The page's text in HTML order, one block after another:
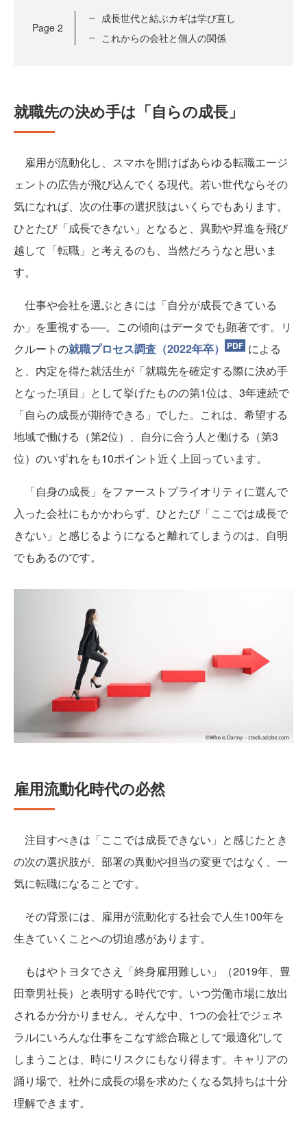
Page 2
成長世代と結ぶカギは学び直し
これからの会社と個人の関係
就職先の決め手は「自らの成長」
雇用が流動化し、スマホを開けばあらゆる転職エージ
ェントの広告が飛び込んでくる現代。若い世代ならその
気になれば、次の仕事の選択肢はいくらでもあります。
ひとたび「成長できない」となると、異動や昇進を飛び
越して「転職」と考えるのも、当然だろうなと思いま
す。
仕事や会社を選ぶときには「自分が成長できている
か」を重視する──。この傾向はデータでも顕著です。リ
クルートの就職プロセス調査（2022年卒） PDF による
と、内定を得た就活生が「就職先を確定する際に決め手
となった項目」として挙げたものの第1位は、3年連続で
「自らの成長が期待できる」でした。これは、希望する
地域で働ける（第2位）、自分に合う人と働ける（第3
位）のいずれをも10ポイント近く上回っています。
「自身の成長」をファーストプライオリティに選んで
入った会社にもかかわらず、ひとたび「ここでは成長で
きない」と感じるようになると離れてしまうのは、自明
でもあるのです。
雇用流動化時代の必然
注目すべきは「ここでは成長できない」と感じたとき
の次の選択肢が、部署の異動や担当の変更ではなく、一
気に転職になることです。
その背景には、雇用が流動化する社会で人生100年を
生きていくことへの切迫感があります。
もはやトヨタでさえ「終身雇用難しい」（2019年、豊
田章男社長）と表明する時代です。いつ労働市場に放出
されるか分かりません。そんな中、1つの会社でジェネ
ラルにいろんな仕事をこなす総合職として“最適化”して
しまうことは、時にリスクにもなり得ます。キャリアの
踊り場で、社外に成長の場を求めたくなる気持ちは十分
理解できます。